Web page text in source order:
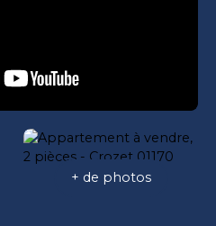
+ de photos